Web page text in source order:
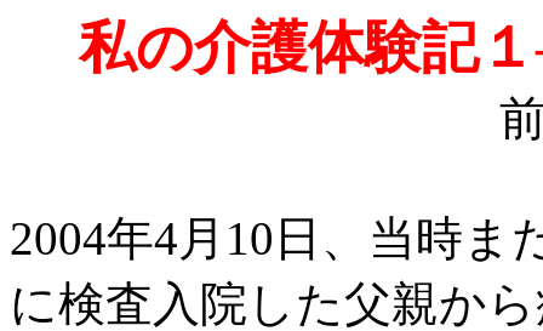
私の介護体験記
2004年4月10日、当時
に検査入院した父親か